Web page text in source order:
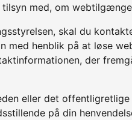
med, om
skal du
med henblik på at løse
der
eller det
på din